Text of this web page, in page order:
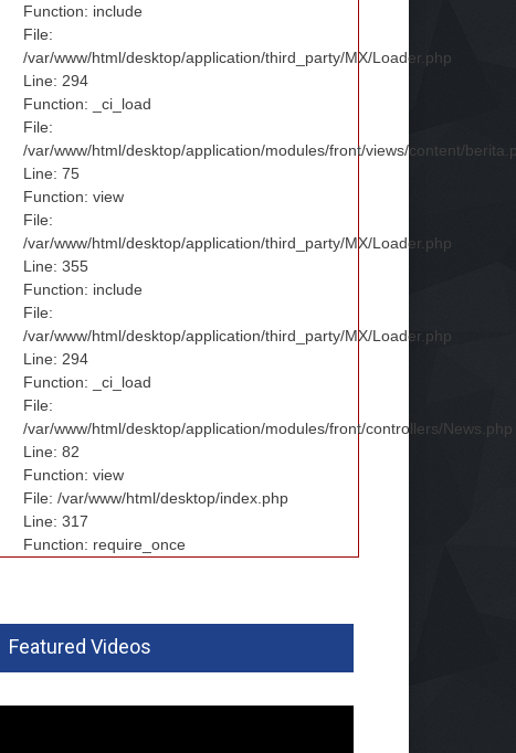
Function: include
File:
/var/www/html/desktop/application/third_party/MX/Loader.php
Line: 294
Function: _ci_load
File:
/var/www/html/desktop/application/modules/front/views/content/
Line: 75
Function: view
File:
/var/www/html/desktop/application/third_party/MX/Loader.php
Line: 355
Function: include
File:
/var/www/html/desktop/application/third_party/MX/Loader.php
Line: 294
Function: _ci_load
File:
/var/www/html/desktop/application/modules/front/controllers/News.php
Line: 82
Function: view
File: /var/www/html/desktop/index.php
Line: 317
Function: require_once
Featured Videos